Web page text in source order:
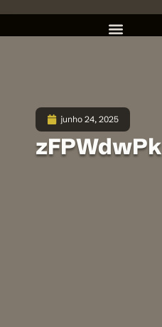
junho 24, 2025
zFPWdwPk